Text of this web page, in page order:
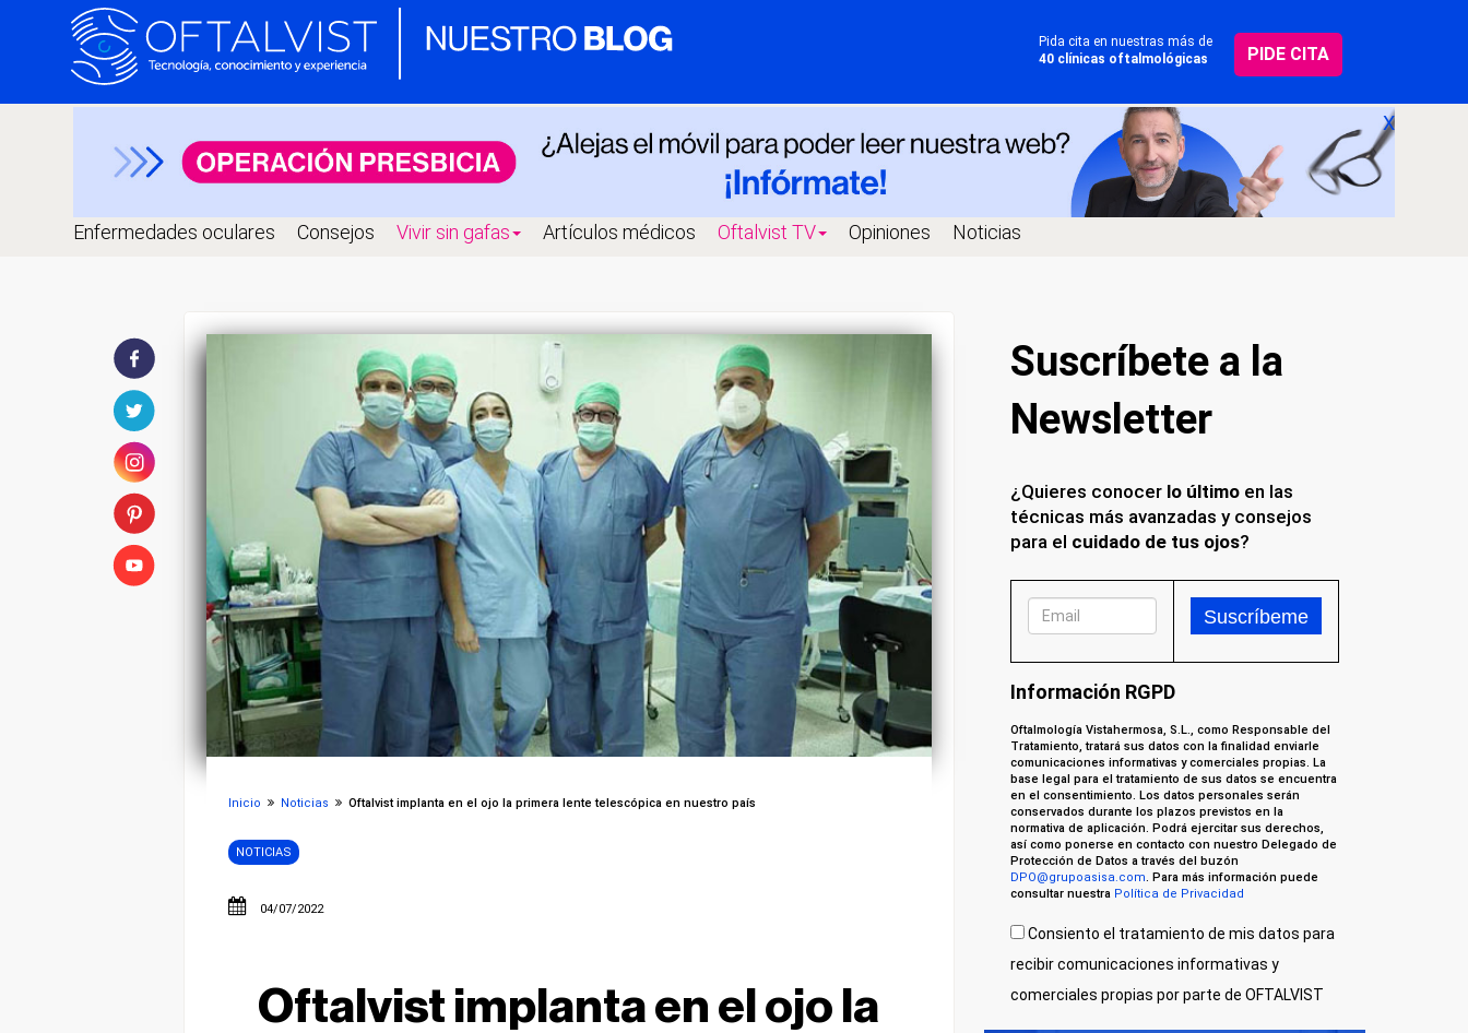
Pida cita en nuestras más de
40 clínicas oftalmológicas
PIDE CITA
X
Enfermedades oculares Consejos Vivir sin gafas Artículos médicos Oftalvist TV Opiniones Noticias
Inicio Noticias Oftalvist implanta en el ojo la primera lente telescópica en nuestro país
NOTICIAS
04/07/2022
Oftalvist implanta en el ojo la
Suscríbete a la
Newsletter
¿Quieres conocer lo últimoen las
técnicas más avanzadas y consejos
para el cuidado de tus ojos?
Información RGPD
Oftalmología Vistahermosa, S.L., como Responsable del
Tratamiento, tratará sus datos con la finalidad enviarle
comunicaciones informativas y comerciales propias. La
base legal para el tratamiento de sus datos se encuentra
en el consentimiento. Los datos personales serán
conservados durante los plazos previstos en la
normativa de aplicación. Podrá ejercitar sus derechos,
así como ponerse en contacto con nuestro Delegado de
Protección de Datos a través del buzón
DPO@grupoasisa.com. Para más información puede
consultar nuestra Política de Privacidad
Consiento el tratamiento de mis datos para
recibir comunicaciones informativas y
comerciales propias por parte de OFTALVIST